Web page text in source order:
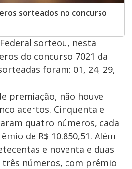
sorteados no concurso
sorteou, nesta
do concurso 7021 da
foram: 01, 24, 29,
premiação, não houve
acertos. Cinquenta e
quatro números, cada
de R$ 10.850,51. Além
e noventa e duas
números, com prêmio